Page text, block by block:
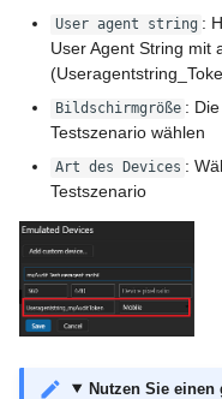
User agent string :
User Agent String mit
Bildschirmgröße :
Testszenario wählen
Art des Devices :
Testszenario
Nutzen Sie einen